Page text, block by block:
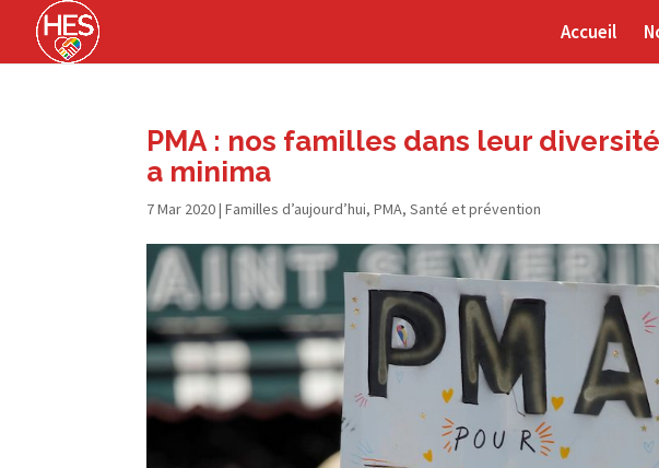
Accueil
PMA : nos familles dans leur
a minima
7 Mar 2020|Familles d’aujourd’hui,PMA,Santé et prévention